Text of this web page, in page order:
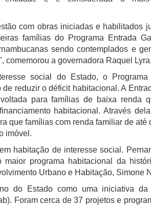
com obras iniciadas e habilitados
famílias do Programa Entrada
sendo contemplados e
comemorou a governadora Raquel Lyra.
social do Estado, o Programa
reduzir o déficit habitacional. A
para famílias de baixa renda
habitacional. Através
que famílias com renda familiar de até
imóvel.
habitação de interesse social.
programa habitacional da
Urbano e Habitação, Simone
do Estado como uma iniciativa da
Foram cerca de 37 projetos e